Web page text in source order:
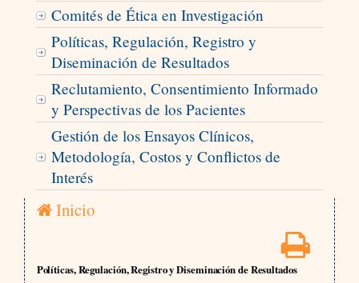
Comités de Ética en Investigación
Políticas, Regulación, Registro y
Diseminación de Resultados
Reclutamiento, Consentimiento Informado
y Perspectivas de los Pacientes
Gestión de los Ensayos Clínicos,
Metodología, Costos y Conflictos de
Interés
Inicio
Políticas, Regulación, Registro y Diseminación de Resultados